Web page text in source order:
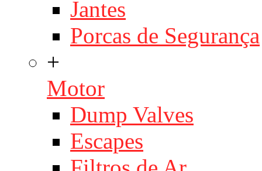
Jantes
Porcas de Segurança
+
Motor
Dump Valves
Escapes